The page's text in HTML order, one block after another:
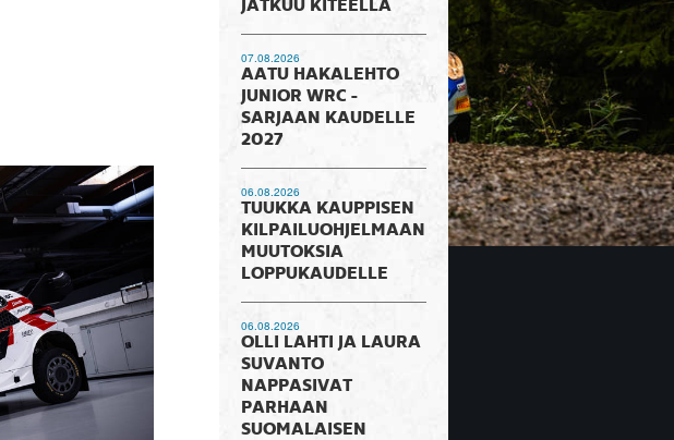
JATKUU KITEELLÄ
07.08.2026
AATU HAKALEHTO
JUNIOR WRC -
SARJAAN KAUDELLE
2027
06.08.2026
TUUKKA KAUPPISEN
KILPAILUOHJELMAAN
MUUTOKSIA
LOPPUKAUDELLE
06.08.2026
OLLI LAHTI JA LAURA
SUVANTO
NAPPASIVAT
PARHAAN
SUOMALAISEN